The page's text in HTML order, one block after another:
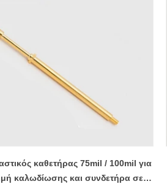
καθετήρας 75mil / 100mil για
καλωδίωσης και συνδετήρα σε